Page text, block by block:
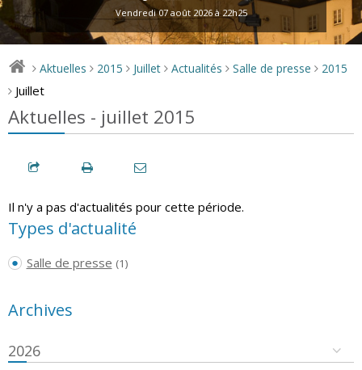
Vendredi 07 août 2026 à 22h25
> Aktuelles > 2015 > Juillet > Actualités > Salle de presse > 2015
> Juillet
Aktuelles - juillet 2015
Il n'y a pas d'actualités pour cette période.
Types d'actualité
Salle de presse (1)
Archives
2026